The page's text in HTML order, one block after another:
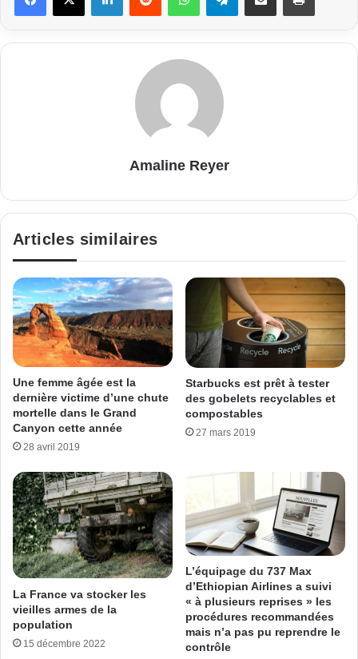
Amaline Reyer
Articles similaires
Une femme âgée est la
dernière victime d’une chute
mortelle dans le Grand
Canyon cette année
28 avril 2019
Starbucks est prêt à tester
des gobelets recyclables et
compostables
27 mars 2019
La France va stocker les
vieilles armes de la
population
15 décembre 2022
L’équipage du 737 Max
d’Ethiopian Airlines a suivi
« à plusieurs reprises » les
procédures recommandées
mais n’a pas pu reprendre le
contrôle